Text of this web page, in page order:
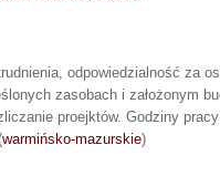
odpowiedzialność za
zasobach i założonym
proejktów. Godziny
warmińsko-mazurskie)